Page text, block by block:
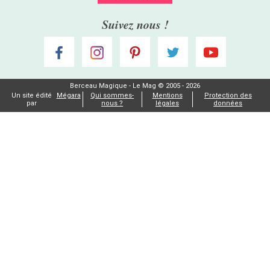
Suivez nous !
Berceau Magique - Le Mag © 2005 - 2026
Un site édité
par
Mégara
Qui sommes-
nous ?
Mentions
légales
Protection des
données